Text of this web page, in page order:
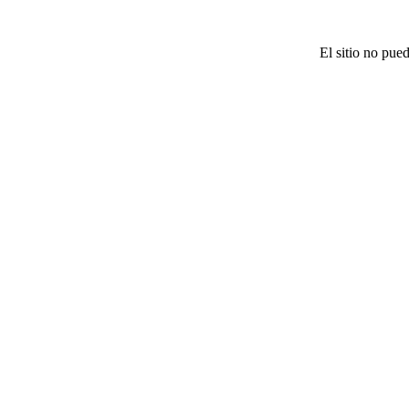
El sitio no